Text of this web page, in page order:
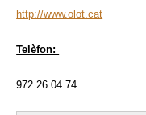
http://www.olot.cat
Telèfon:
972 26 04 74